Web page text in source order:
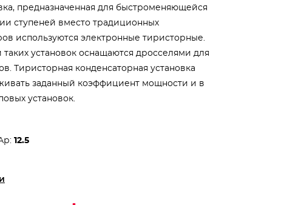
предназначенная для быстроменяющейся
ступеней вместо традиционных
используются электронные тиристорные.
таких установок оснащаются дросселями для
Тиристорная конденсаторная установка
заданный коэффициент мощности и в
установок.
12.5